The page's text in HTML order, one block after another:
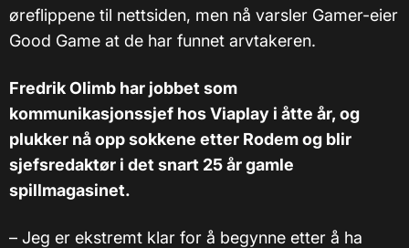
øreflippene til nettsiden, men nå varsler Gamer-eier
Good Game at de har funnet arvtakeren.
Fredrik Olimb har jobbet som
kommunikasjonssjef hos Viaplay i åtte år, og
plukker nå opp sokkene etter Rodem og blir
sjefsredaktør i det snart 25 år gamle
spillmagasinet.
– Jeg er ekstremt klar for å begynne etter å ha